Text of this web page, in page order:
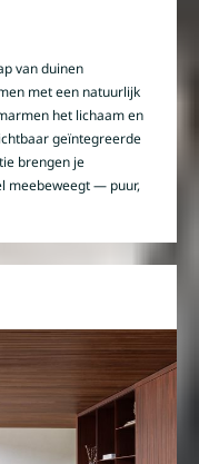
van duinen
met een natuurlijk
het lichaam en
geïntegreerde
brengen je
meebeweegt — puur,